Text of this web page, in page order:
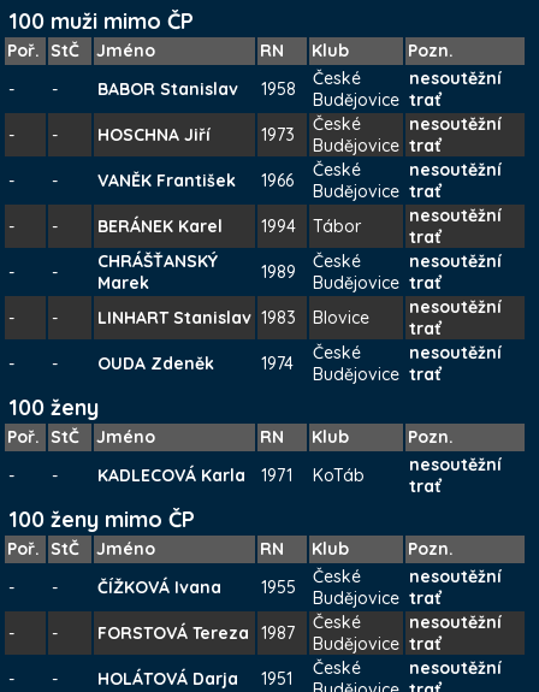
100 muži mimo ČP
Poř. StČ Jméno RN Klub
Pozn.
-
- BABOR Stanislav 1958
České
Budějovice
nesoutěžní
trať
-
- HOSCHNA Jiří 1973
České
Budějovice
nesoutěžní
trať
-
- VANĚK František 1966
České
Budějovice
nesoutěžní
trať
-
- BERÁNEK Karel 1994 Tábor
nesoutěžní
trať
-
-
CHRÁŠŤANSKÝ
Marek
1989
České
Budějovice
nesoutěžní
trať
-
- LINHART Stanislav 1983 Blovice
nesoutěžní
trať
-
- OUDA Zdeněk 1974
České
Budějovice
nesoutěžní
trať
100 ženy
Poř. StČ Jméno RN Klub
Pozn.
-
- KADLECOVÁ Karla 1971 KoTáb
nesoutěžní
trať
100 ženy mimo ČP
Poř. StČ Jméno RN Klub
Pozn.
-
- ČÍŽKOVÁ Ivana 1955
České
Budějovice
nesoutěžní
trať
-
- FORSTOVÁ Tereza 1987
České
Budějovice
nesoutěžní
trať
-
- HOLÁTOVÁ Darja 1951
České
nesoutěžní